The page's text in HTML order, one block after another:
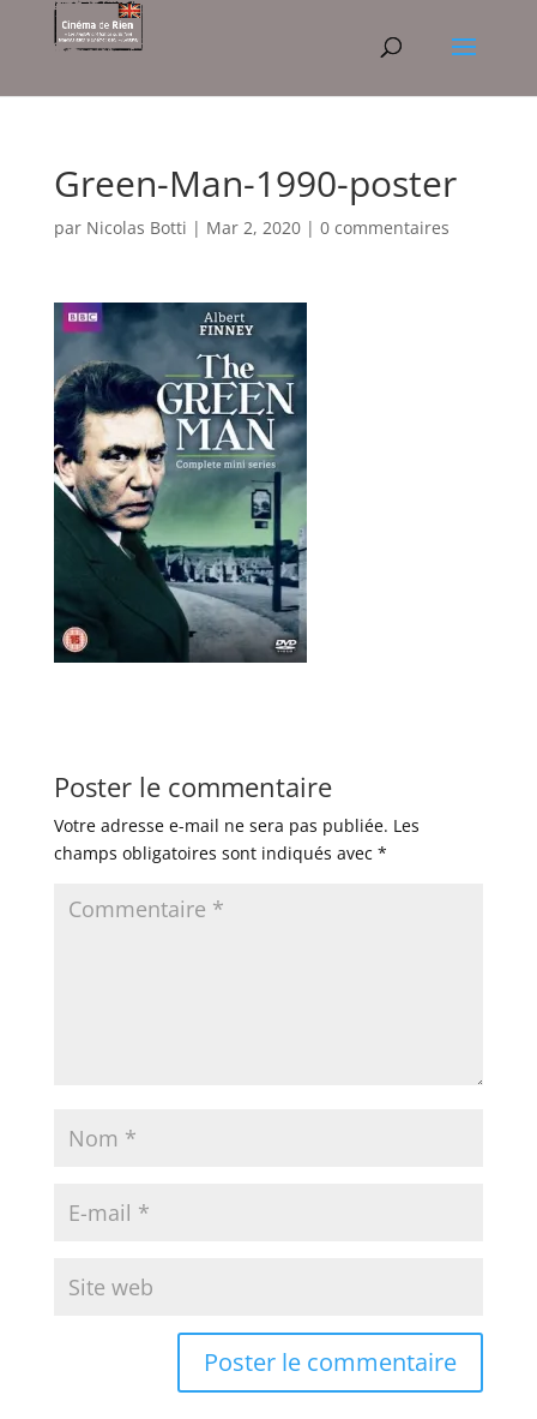
Green-Man-1990-poster
par Nicolas Botti | Mar 2, 2020| 0 commentaires
Poster le commentaire
Votre adresse e-mail ne sera pas publiée. Les
champs obligatoires sont indiqués avec *